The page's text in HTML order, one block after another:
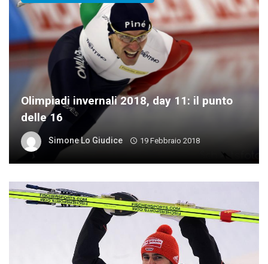
Olimpiadi invernali 2018, day 11: il punto
delle 16
Simone Lo Giudice 19 Febbraio 2018